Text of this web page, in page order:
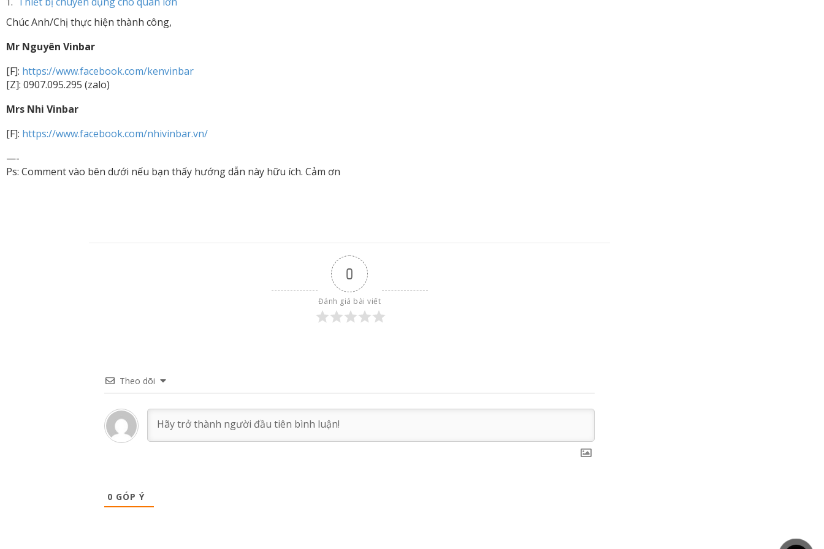
Chúc Anh/Chị thực hiện thành công,
Mr Nguyên Vinbar
[F]: https://www.facebook.com/kenvinbar
[Z]: 0907.095.295 (zalo)
Mrs Nhi Vinbar
[F]: https://www.facebook.com/nhivinbar.vn/
—-
Ps: Comment vào bên dưới nếu bạn thấy hướng dẫn này hữu ích. Cảm ơn
0
Đánh giá bài viết
Theo dõi
0 GÓP Ý